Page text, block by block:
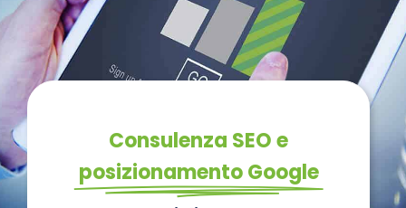
Consulenza SEO e
posizionamento Google